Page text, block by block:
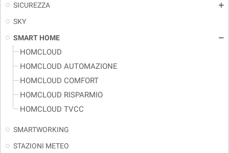
SICUREZZA add
SKY
SMART HOME
remove
HOMCLOUD
HOMCLOUD AUTOMAZIONE
HOMCLOUD COMFORT
HOMCLOUD RISPARMIO
HOMCLOUD TVCC
SMARTWORKING
STAZIONI METEO